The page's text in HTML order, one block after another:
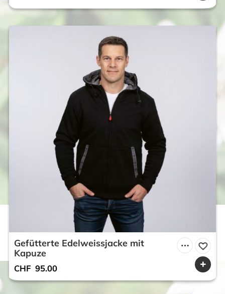
Gefütterte Edelweissjacke mit
Kapuze
CHF 95.00